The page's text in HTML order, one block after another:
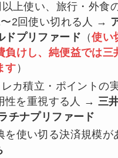
上使い、旅行・外食
2回使い切れる人 →
ドプリファード （使い
負けし、純便益では三
す ）
カ積立・ポイントの
性を重視する人 → 三
チナプリファード
を使い切る決済規模が